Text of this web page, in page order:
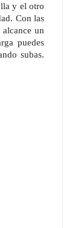
y el otro
Con las
un
puedes
subas.